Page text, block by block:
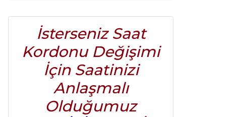
İsterseniz Saat
Kordonu Değişimi
İçin Saatinizi
Anlaşmalı
Olduğumuz